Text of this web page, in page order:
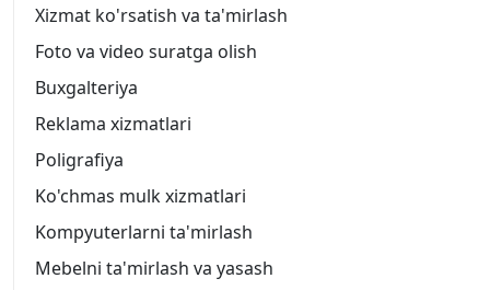
Xizmat ko'rsatish va ta'mirlash
Foto va video suratga olish
Buxgalteriya
Reklama xizmatlari
Poligrafiya
Ko'chmas mulk xizmatlari
Kompyuterlarni ta'mirlash
Mebelni ta'mirlash va yasash